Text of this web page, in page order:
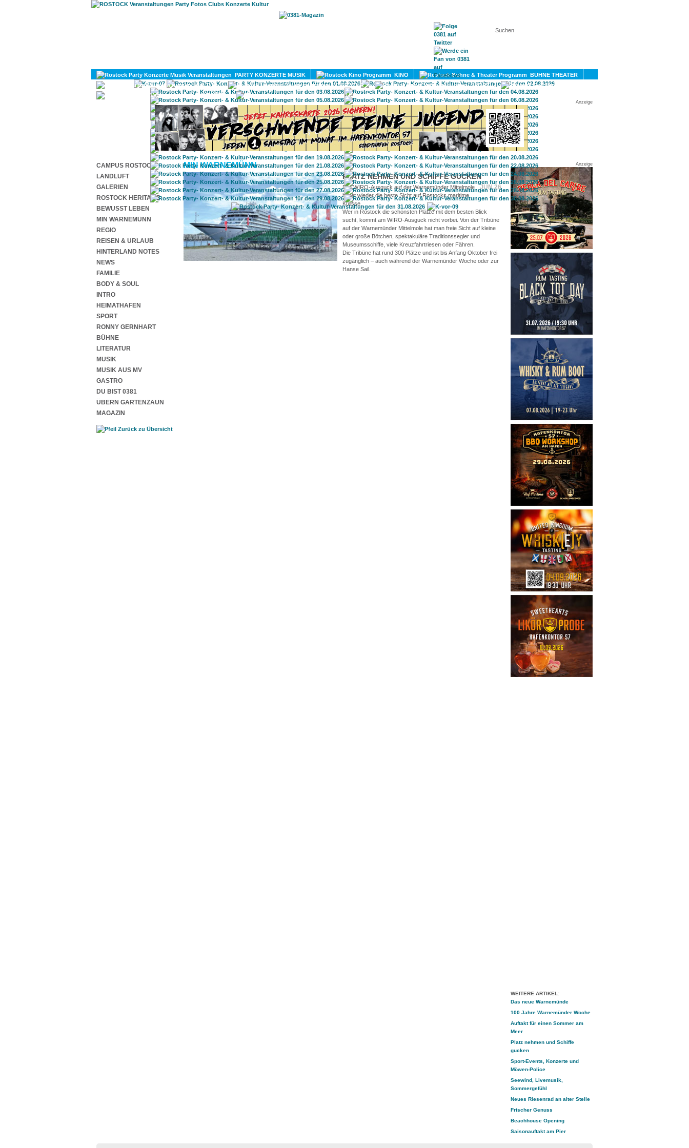
KONTAKT
PARTY KONZERTE MUSIK KINO
BÜHNE THEATER
KULTUR
LITERATUR SPORT
DIVERSES
UMLAND
Anzeige
CAMPUS ROSTOCK
LANDLUFT
GALERIEN
ROSTOCK HERITAGE
BEWUSST LEBEN
MIN WARNEMÜNN
REGIO
REISEN & URLAUB
HINTERLAND NOTES
NEWS
FAMILIE
BODY & SOUL
INTRO
HEIMATHAFEN
SPORT
RONNY GERNHART
BÜHNE
LITERATUR
MUSIK
MUSIK AUS MV
GASTRO
DU BIST 0381
ÜBERN GARTENZAUN
MAGAZIN
Anzeige
WEITERE ARTIKEL:
Das neue Warnemünde
100 Jahre Warnemünder Woche
Auftakt für einen Sommer am
Meer
Platz nehmen und Schiffe
gucken
Sport-Events, Konzerte und
Möwen-Police
Seewind, Livemusik,
Sommergefühl
Neues Riesenrad an alter Stelle
Frischer Genuss
Beachhouse Opening
Saisonauftakt am Pier
MIN WARNEMÜNN
PLATZ NEHMEN UND SCHIFFE GUCKEN
JUN 26
Der WIRO-Ausguck auf der Warnemünder Mittelmole
bietet wieder die beste Sicht auf Rostocks maritime
Kulisse.
Wer in Rostock die schönsten Plätze mit dem besten Blick
sucht, kommt am WIRO-Ausguck nicht vorbei. Von der Tribüne
auf der Warnemünder Mittelmole hat man freie Sicht auf kleine
oder große Bötchen, spektakuläre Traditionssegler und
Museumsschiffe, viele Kreuzfahrtriesen oder Fähren.
Die Tribüne hat rund 300 Plätze und ist bis Anfang Oktober frei
zugänglich – auch während der Warnemünder Woche oder zur
Hanse Sail.
Zurück zu Übersicht